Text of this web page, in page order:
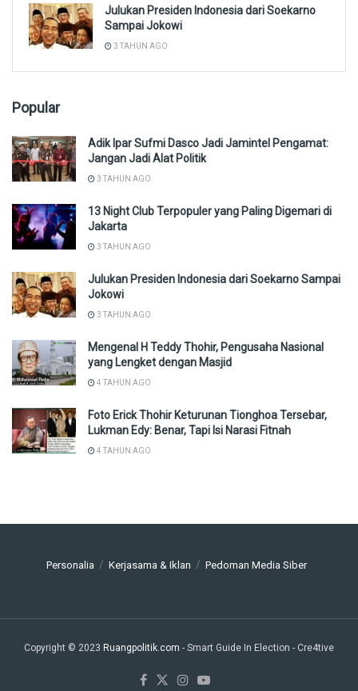
Julukan Presiden Indonesia dari Soekarno
Sampai Jokowi
3 TAHUN AGO
Popular
Adik Ipar Sufmi Dasco Jadi Jamintel Pengamat:
Jangan Jadi Alat Politik
3 TAHUN AGO
13 Night Club Terpopuler yang Paling Digemari di
Jakarta
3 TAHUN AGO
Julukan Presiden Indonesia dari Soekarno Sampai
Jokowi
3 TAHUN AGO
Mengenal H Teddy Thohir, Pengusaha Nasional
yang Lengket dengan Masjid
4 TAHUN AGO
Foto Erick Thohir Keturunan Tionghoa Tersebar,
Lukman Edy: Benar, Tapi Isi Narasi Fitnah
4 TAHUN AGO
Personalia Kerjasama & Iklan Pedoman Media Siber
Copyright © 2023 Ruangpolitik.com - Smart Guide In Election - Cre4tive